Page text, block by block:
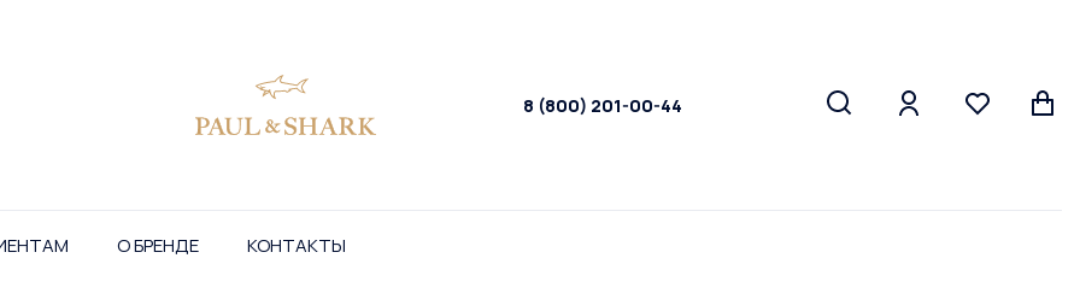
8 (800) 201-00-44
О БРЕНДЕ КОНТАКТЫ